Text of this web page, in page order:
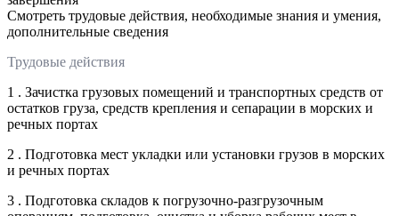
Смотреть трудовые действия, необходимые знания и умения,
дополнительные сведения
Трудовые действия
1 . Зачистка грузовых помещений и транспортных средств от
остатков груза, средств крепления и сепарации в морских и
речных портах
2 . Подготовка мест укладки или установки грузов в морских
и речных портах
3 . Подготовка складов к погрузочно-разгрузочным